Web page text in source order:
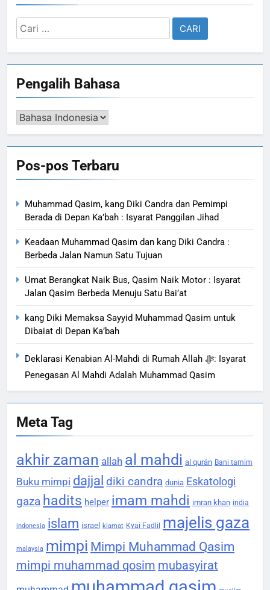
Cari
untuk:
Pengalih Bahasa
Pengalih
Pos-pos Terbaru
Muhammad Qasim, kang Diki Candra dan Pemimpi
Berada di Depan Ka’bah : Isyarat Panggilan Jihad
Keadaan Muhammad Qasim dan kang Diki Candra :
Berbeda Jalan Namun Satu Tujuan
Umat Berangkat Naik Bus, Qasim Naik Motor : Isyarat
Jalan Qasim Berbeda Menuju Satu Bai’at
kang Diki Memaksa Sayyid Muhammad Qasim untuk
Dibaiat di Depan Ka’bah
Deklarasi Kenabian Al-Mahdi di Rumah Allah ﷻ: Isyarat
Penegasan Al Mahdi Adalah Muhammad Qasim
Meta Tag
akhir zaman allah al mahdi al qurán Bani tamim
Buku mimpi dajjal diki candra dunia Eskatologi
gaza hadits helper imam mahdi imran khan india
indonesia islam israel kiamat Kyai Fadlil majelis gaza
malaysia mimpi Mimpi Muhammad Qasim
mimpi muhammad qosim mubasyirat